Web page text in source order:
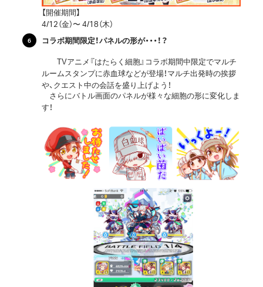
【開催期間】
4/12（金）〜 4/18（木）
コラボ期間限定！パネルの形が・・・！？
TVアニメ『はたらく細胞』コラボ期間中限定でマルチ
ルームスタンプに赤血球などが登場！マルチ出発時の挨拶
や、クエスト中の会話を盛り上げよう！
さらにバトル画面のパネルが様々な細胞の形に変化しま
す！